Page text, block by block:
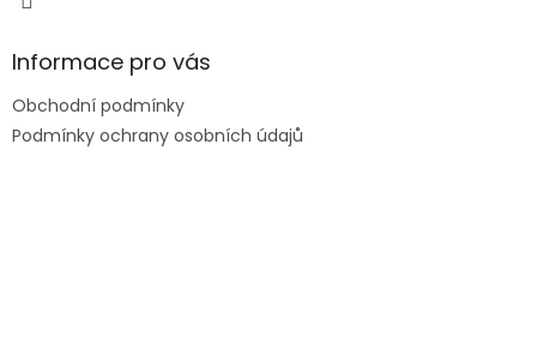
Informace pro vás
Obchodní podmínky
Podmínky ochrany osobních údajů